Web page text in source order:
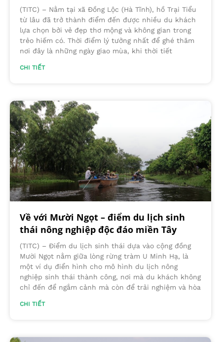
(TITC) – Nằm tại xã Đồng Lộc (Hà Tĩnh), hồ Trại Tiểu
từ lâu đã trở thành điểm đến được nhiều du khách
lựa chọn bởi vẻ đẹp thơ mộng và không gian trong
trẻo hiếm có. Thời điểm lý tưởng nhất để ghé thăm
nơi đây là những ngày giao mùa, khi thời tiết
CHI TIẾT
Về với Mười Ngọt – điểm du lịch sinh
thái nông nghiệp độc đáo miền Tây
(TITC) – Điểm du lịch sinh thái dựa vào cộng đồng
Mười Ngọt nằm giữa lòng rừng tràm U Minh Hạ, là
một ví dụ điển hình cho mô hình du lịch nông
nghiệp sinh thái thành công, nơi mà du khách không
chỉ đến để ngắm cảnh mà còn để trải nghiệm và hòa
CHI TIẾT